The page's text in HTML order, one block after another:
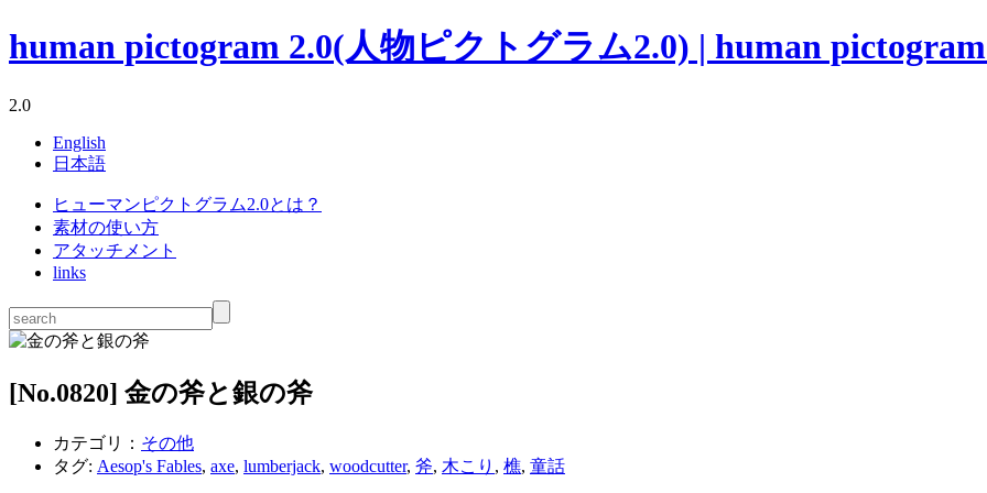
human pictogram 2.0(人物ピクトグラム2.0) | human
2.0
English
日本語
ヒューマンピクトグラム2.0とは？
素材の使い方
アタッチメント
links
[No.0820] 金の斧と銀の斧
カテゴリ： その他
タグ: Aesop's Fables, axe, lumberjack, woodcutter, 斧, 木こり , 樵, 童話